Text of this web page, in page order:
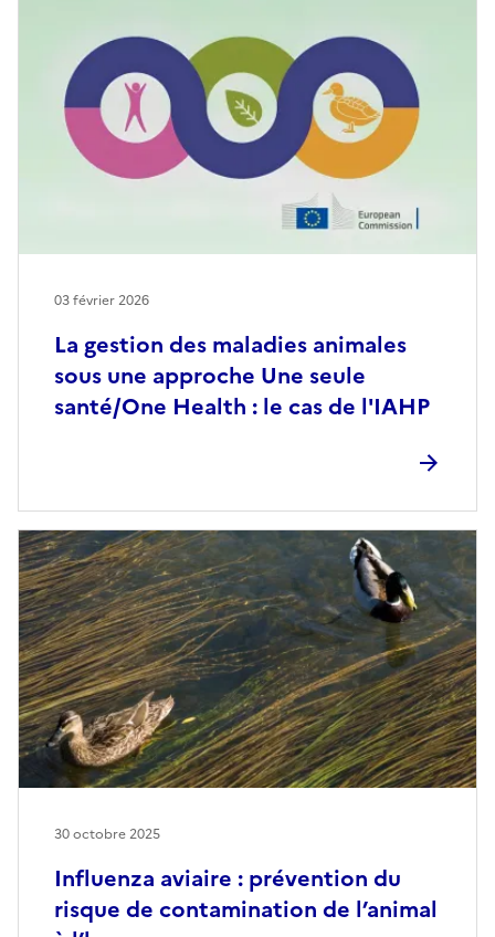
La gestion des maladies animales
sous une approche Une seule
santé/One Health : le cas de l'IAHP
03 février 2026
Influenza aviaire : prévention du
risque de contamination de l’animal
30 octobre 2025